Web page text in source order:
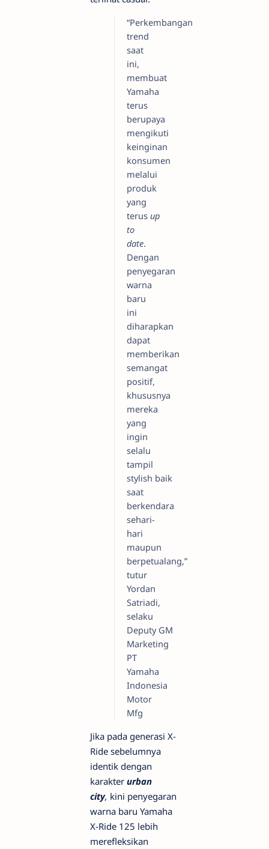
“Perkembangan
trend
saat
ini,
membuat
Yamaha
terus
berupaya
mengikuti
keinginan
konsumen
melalui
produk
yang
terus up
to
date.
Dengan
penyegaran
warna
baru
ini
diharapkan
dapat
memberikan
semangat
positif,
khususnya
mereka
yang
ingin
selalu
tampil
stylish baik
saat
berkendara
sehari-
hari
maupun
berpetualang,”
tutur
Yordan
Satriadi,
selaku
Deputy GM
Marketing
PT
Yamaha
Indonesia
Motor
Mfg
Jika pada generasi X-
Ride sebelumnya
identik dengan
karakter urban
city, kini penyegaran
warna baru Yamaha
X-Ride 125 lebih
merefleksikan